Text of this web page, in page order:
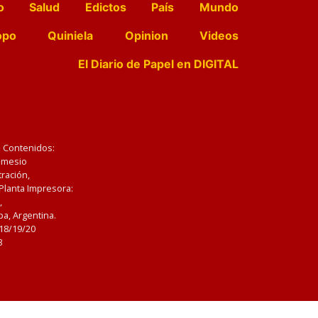
Salud Edictos País
Mundo
Quiniela Opinion
Videos
El Diario de Papel en DIGITAL
Impresora:
Argentina.
19/20